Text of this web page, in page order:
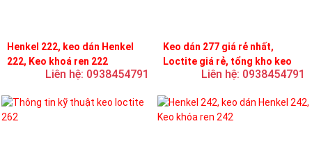
Henkel 222, keo dán Henkel
222, Keo khoá ren 222
Liên hệ: 0938454791
Keo dán 277 giá rẻ nhất,
Loctite giá rẻ, tổng kho keo
Liên hệ: 0938454791